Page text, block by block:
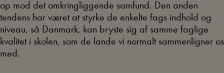
op mod det omkringliggende samfund. Den anden
tendens har været at styrke de enkelte fags indhold og
niveau, så Danmark, kan bryste sig af samme faglige
kvalitet i skolen, som de lande vi normalt sammenligner os
med.